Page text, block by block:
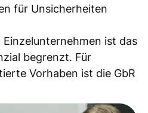
für Unsicherheiten
ist das
begrenzt. Für
Vorhaben ist die GbR